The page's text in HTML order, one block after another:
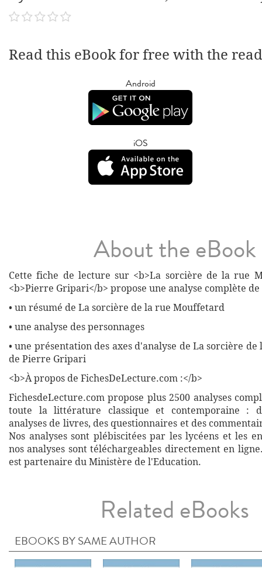
Read this eBook for free with the
Android
iOS
About the eBook
Cette fiche de lecture sur <b>La sorcière de la rue
<b>Pierre Gripari</b> propose une analyse complète
• un résumé de La sorcière de la rue Mouffetard
• une analyse des personnages
• une présentation des axes d'analyse de La sorcière
de Pierre Gripari
<b>À propos de FichesDeLecture.com :</b>
FichesdeLecture.com propose plus 2500 analyses
toute la littérature classique et contemporaine :
analyses de livres, des questionnaires et des
Nos analyses sont plébiscitées par les lycéens et les
nos analyses sont téléchargeables directement en
est partenaire du Ministère de l'Education.
Related eBooks
EBOOKS BY SAME AUTHOR